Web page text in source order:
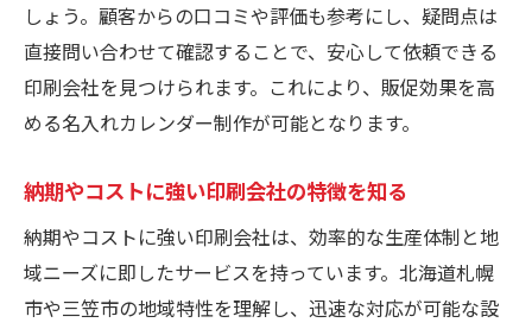
しょう。顧客からの口コミや評価も参考にし、疑問点は
直接問い合わせて確認することで、安心して依頼できる
印刷会社を見つけられます。これにより、販促効果を高
める名入れカレンダー制作が可能となります。
納期やコストに強い印刷会社の特徴を知る
納期やコストに強い印刷会社は、効率的な生産体制と地
域ニーズに即したサービスを持っています。北海道札幌
市や三笠市の地域特性を理解し、迅速な対応が可能な設